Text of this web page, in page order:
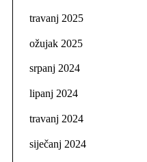
travanj 2025
ožujak 2025
srpanj 2024
lipanj 2024
travanj 2024
siječanj 2024